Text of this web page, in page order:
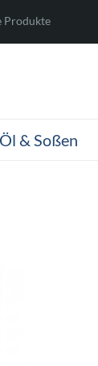
Produkte
& Soßen